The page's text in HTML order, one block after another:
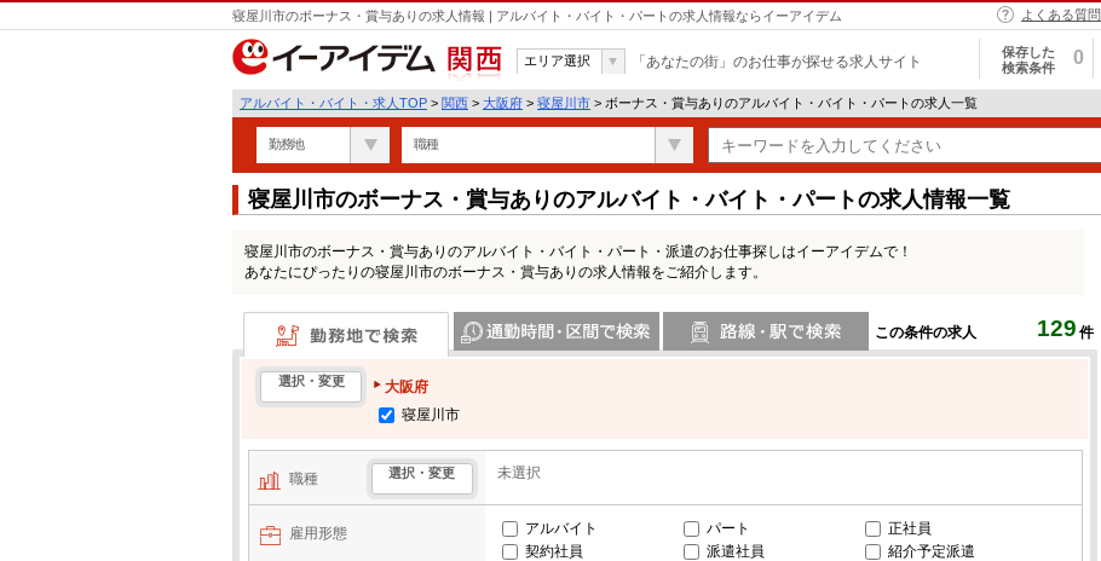
寝屋川市のボーナス・賞与ありの求人情報 | アルバイト・バイト・パートの求人情報ならイーアイデム よくある質問
関西
エリア選択 「あなたの街」のお仕事が探せる求人サイト
保存した
検索条件
0
アルバイト・バイト・求人TOP > 関西 > 大阪府 > 寝屋川市 > ボーナス・賞与ありのアルバイト・バイト・パートの求人一覧
勤務地 職種
寝屋川市のボーナス・賞与ありのアルバイト・バイト・パートの求人情報一覧
寝屋川市のボーナス・賞与ありのアルバイト・バイト・パート・派遣のお仕事探しはイーアイデムで！
あなたにぴったりの寝屋川市のボーナス・賞与ありの求人情報をご紹介します。
この条件の求人 129 件
勤務地で検索
選択・変更
大阪府
寝屋川市
職種 選択・変更 未選択
雇用形態 アルバイト パート
正社員
契約社員
派遣社員
紹介予定派遣